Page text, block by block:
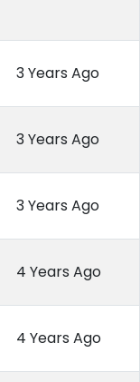
3 Years Ago
3 Years Ago
3 Years Ago
4 Years Ago
4 Years Ago